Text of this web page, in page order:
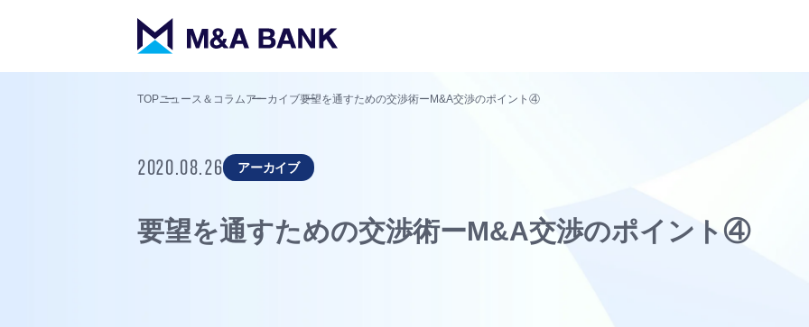
TOPニュース＆コラムアーカイブ要望を通すための交渉術ーM&A交渉のポイント④
2020.08.26 アーカイブ
要望を通すための交渉術ーM&A交渉のポイント④